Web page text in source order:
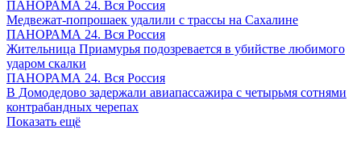
ПАНОРАМА 24. Вся Россия
Медвежат-попрошаек удалили с трассы на Сахалине
ПАНОРАМА 24. Вся Россия
Жительница Приамурья подозревается в убийстве любимого
ударом скалки
ПАНОРАМА 24. Вся Россия
В Домодедово задержали авиапассажира с четырьмя сотнями
контрабандных черепах
Показать ещё